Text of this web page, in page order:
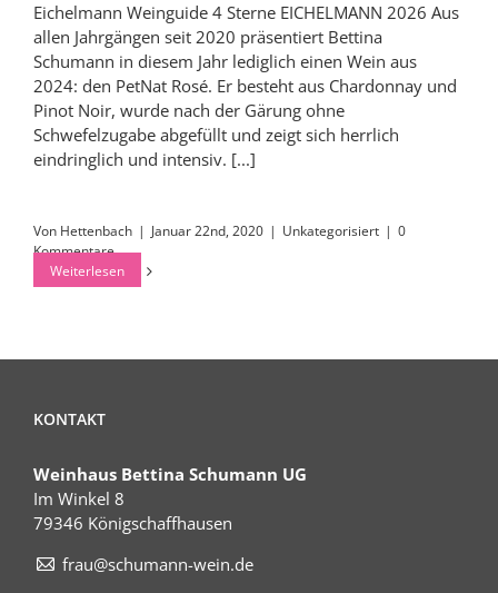
Eichelmann Weinguide 4 Sterne EICHELMANN 2026 Aus
allen Jahrgängen seit 2020 präsentiert Bettina
Schumann in diesem Jahr lediglich einen Wein aus
2024: den PetNat Rosé. Er besteht aus Chardonnay und
Pinot Noir, wurde nach der Gärung ohne
Schwefelzugabe abgefüllt und zeigt sich herrlich
eindringlich und intensiv. [...]
Von Hettenbach | Januar 22nd, 2020 | Unkategorisiert | 0
Kommentare
Weiterlesen
KONTAKT
Weinhaus Bettina Schumann UG
Im Winkel 8
79346 Königschaffhausen
frau@schumann-wein.de